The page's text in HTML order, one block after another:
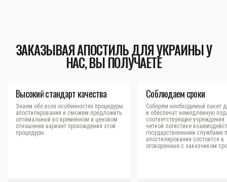
ЗАКАЗЫВАЯ АПОСТИЛЬ ДЛЯ УКРАИНЫ У
НАС, ВЫ ПОЛУЧАЕТЕ
Высокий стандарт качества
Знаем обо всех особенностях процедуры
апостилирования и сможем предложить
оптимальный во временном и ценовом
отношении вариант прохождения этой
процедуры.
Соблюдаем сроки
Соберём необходимый пакет
и обеспечат немедленную
соответствующие
четкой логистике
государственными службами
апостилирования состоится в
оговоренные с заказчиком